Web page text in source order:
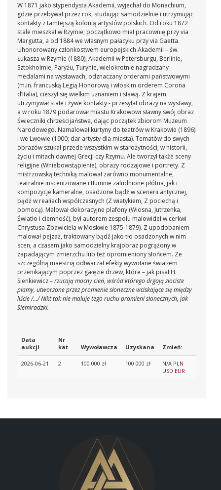
W 1871 jako stypendysta Akademii, wyjechał do Monachium,
gdzie przebywał przez rok, studiując samodzielnie i utrzymując
kontakty z tamtejszą kolonią artystów polskich. Od roku 1872
stale mieszkał w Rzymie; początkowo miał pracownię przy via
Margutta, a od 1884 we własnym pałacyku przy via Gaetta.
Uhonorowany członkostwem europejskich Akademii – św.
Łukasza w Rzymie (1880), Akademii w Petersburgu, Berlinie,
Sztokholmie, Paryżu, Turynie, wielokrotnie nagradzany
medalami na wystawach, odznaczany orderami państwowymi
(m.in. francuską Legią Honorową i włoskim orderem Corona
d’Italia), cieszył się wielkim uznaniem i sławą. Z krajem
utrzymywał stałe i żywe kontakty - przesyłał obrazy na wystawy,
a w roku 1879 podarował miastu Krakowowi sławny swój obraz
Świeczniki chrześcijaństwa, dając początek zbiorom Muzeum
Narodowego. Namalował kurtyny do teatrów w Krakowie (1896)
i we Lwowie (1900; dar artysty dla miasta). Tematów do swych
obrazów szukał przede wszystkim w starożytności; w historii,
życiu i mitach dawnej Grecji czy Rzymu. Ale tworzył także sceny
religijne (Wniebowstąpienie), obrazy rodzajowe i portrety. Z
mistrzowską techniką malował zarówno monumentalne,
teatralnie inscenizowane i tłumnie zaludnione płótna, jak i
kompozycje kameralne, osadzone bądź w scenerii antycznej,
bądź w realiach współczesnych (Z wiatykiem, Z pociechą i
pomocą). Malował dekoracyjne plafony (Wiosna, Jutrzenka,
Światło i ciemność), był autorem zespołu malowideł w cerkwi
Chrystusa Zbawiciela w Moskwie 1875-1879). Z upodobaniem
malował pejzaż, traktowany bądź jako tło osadzonych w nim
scen, a czasem jako samodzielny krajobraz pogrążony w
zapadającym zmierzchu lub też opromieniony słońcem. Ze
szczególną maestrią odtwarzał efekty wywołane światłem
przenikającym poprzez gałęzie drzew, które – jak pisał H.
Sienkiewicz –rzucają mocny cień, wśród którego drgają złociste
plamy, utworzone przez promienie słoneczne wciskające się między
liście /.../ Nikt tak nie maluje tego ruchu promieni słonecznych, jak
Siemiradzki.
Data
aukcji
Nr
kat
Wywoławcza Uzyskana Zmień:
2026-06-21 2 100 000 zł 100 000 zł N/A PLN
USD EUR